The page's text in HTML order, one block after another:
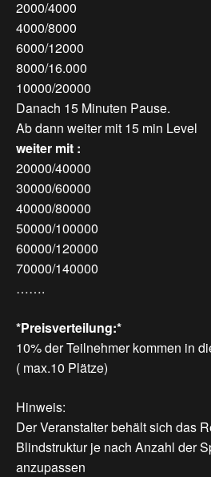
2000/4000
4000/8000
6000/12000
8000/16.000
10000/20000
Danach 15 Minuten Pause.
Ab dann weiter mit 15 min Level
weiter mit :
20000/40000
30000/60000
40000/80000
50000/100000
60000/120000
70000/140000
…….
*Preisverteilung:*
10% der Teilnehmer kommen in
( max.10 Plätze)
Hinweis:
Der Veranstalter behält sich das
Blindstruktur je nach Anzahl der
anzupassen